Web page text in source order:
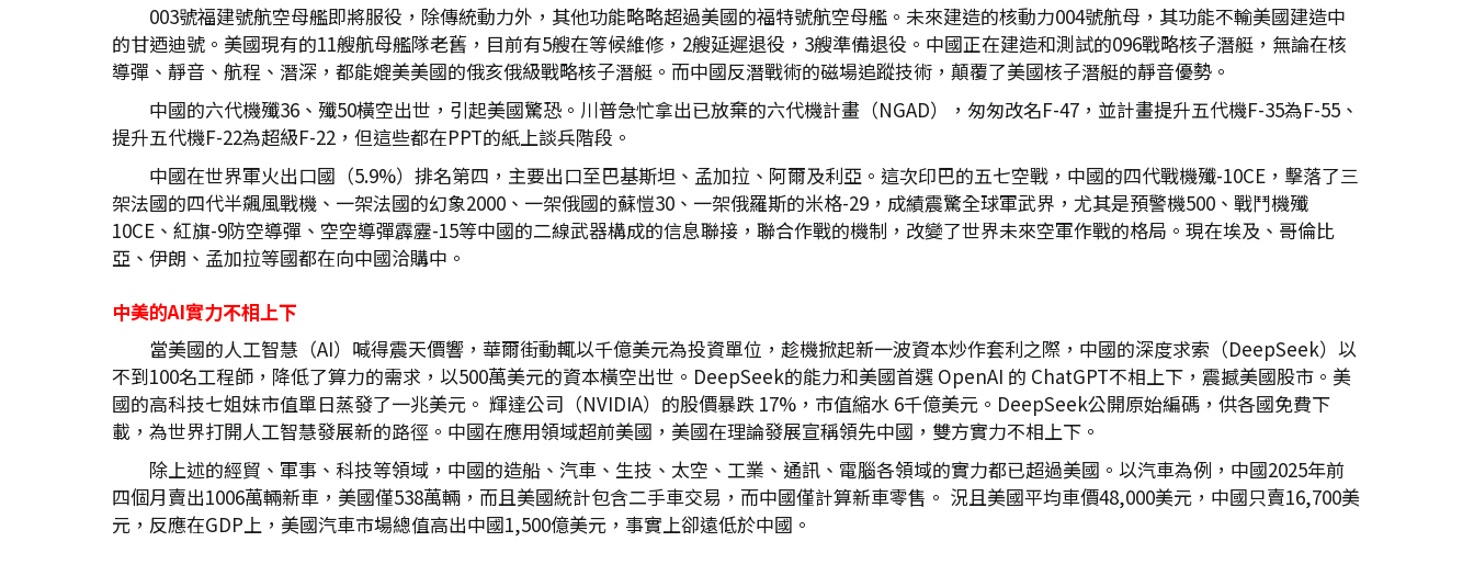
003號福建號航空母艦即將服役，除傳統動力外，其他功能略略超過美國的福特號航空母艦。未來建造的核動力004號航母，其功能不輸美國建造中
的甘迺迪號。美國現有的11艘航母艦隊老舊，目前有5艘在等候維修，2艘延遲退役，3艘準備退役。中國正在建造和測試的096戰略核子潛艇，無論在核
導彈、靜音、航程、潛深，都能媲美美國的俄亥俄級戰略核子潛艇。而中國反潛戰術的磁場追蹤技術，顛覆了美國核子潛艇的靜音優勢。
中國的六代機殲36、殲50橫空出世，引起美國驚恐。川普急忙拿出已放棄的六代機計畫（NGAD），匆匆改名F-47，並計畫提升五代機F-35為F-55、
提升五代機F-22為超級F-22，但這些都在PPT的紙上談兵階段。
中國在世界軍火出口國（5.9%）排名第四，主要出口至巴基斯坦、孟加拉、阿爾及利亞。這次印巴的五七空戰，中國的四代戰機殲-10CE，擊落了三
架法國的四代半飆風戰機、一架法國的幻象2000、一架俄國的蘇愷30、一架俄羅斯的米格-29，成績震驚全球軍武界，尤其是預警機500、戰鬥機殲
10CE、紅旗-9防空導彈、空空導彈霹靂-15等中國的二線武器構成的信息聯接，聯合作戰的機制，改變了世界未來空軍作戰的格局。現在埃及、哥倫比
亞、伊朗、孟加拉等國都在向中國洽購中。
中美的AI實力不相上下
當美國的人工智慧（AI）喊得震天價響，華爾街動輒以千億美元為投資單位，趁機掀起新一波資本炒作套利之際，中國的深度求索（DeepSeek）以
不到100名工程師，降低了算力的需求，以500萬美元的資本橫空出世。DeepSeek的能力和美國首選 OpenAI 的 ChatGPT不相上下，震撼美國股市。美
國的高科技七姐妹市值單日蒸發了一兆美元。 輝達公司（NVIDIA）的股價暴跌 17%，市值縮水 6千億美元。DeepSeek公開原始編碼，供各國免費下
載，為世界打開人工智慧發展新的路徑。中國在應用領域超前美國，美國在理論發展宣稱領先中國，雙方實力不相上下。
除上述的經貿、軍事、科技等領域，中國的造船、汽車、生技、太空、工業、通訊、電腦各領域的實力都已超過美國。以汽車為例，中國2025年前
四個月賣出1006萬輛新車，美國僅538萬輛，而且美國統計包含二手車交易，而中國僅計算新車零售。 況且美國平均車價48,000美元，中國只賣16,700美
元，反應在GDP上，美國汽車市場總值高出中國1,500億美元，事實上卻遠低於中國。